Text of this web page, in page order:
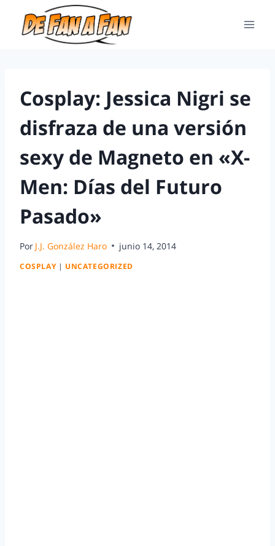
Cosplay: Jessica Nigri se
disfraza de una versión
sexy de Magneto en «X-
Men: Días del Futuro
Pasado»
Por J.J. González Haro junio 14, 2014
COSPLAY| UNCATEGORIZED